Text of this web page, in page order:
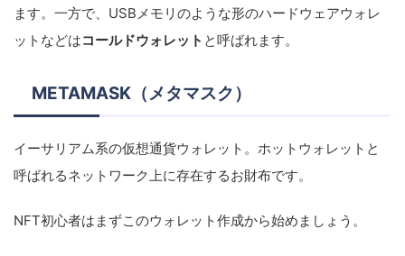
ます。一方で、USBメモリのような形のハードウェアウォレ
ットなどはコールドウォレット と呼ばれます。
METAMASK（メタマスク）
イーサリアム系の仮想通貨ウォレット。ホットウォレットと
呼ばれるネットワーク上に存在するお財布です。
NFT初心者はまずこのウォレット作成から始めましょう。